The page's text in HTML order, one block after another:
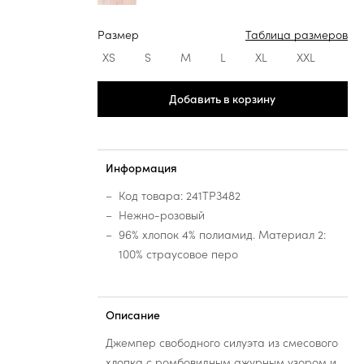
Размер
Таблица размеров
XS
S M L XL XXL
Добавить в корзину
Информация
Код товара: 241TP3482
Нежно-розовый
96% хлопок 4% полиамид. Материал 2:
100% страусовое перо
Описание
Джемпер свободного силуэта из смесового